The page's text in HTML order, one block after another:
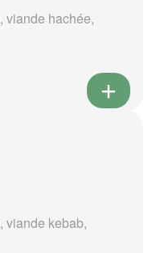
viande hachée,
viande kebab,